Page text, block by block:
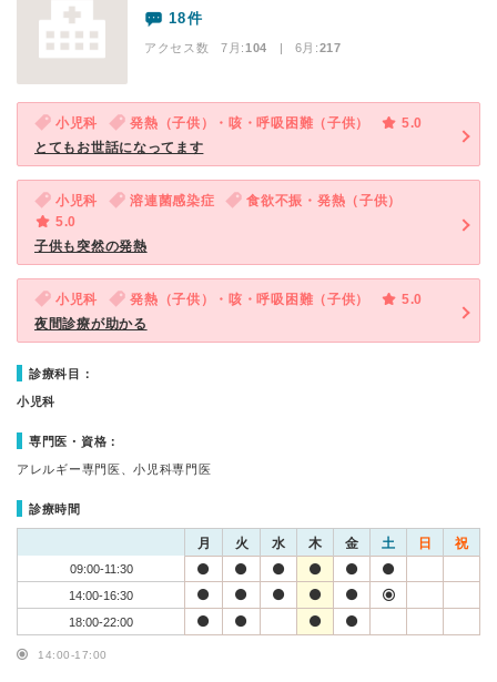
18件
アクセス数 7月:104 | 6月:217
小児科 発熱（子供）・咳・呼吸困難（子供）
5.0
とてもお世話になってます
小児科 溶連菌感染症
食欲不振・発熱（子供）
5.0
子供も突然の発熱
小児科 発熱（子供）・咳・呼吸困難（子供）
5.0
夜間診療が助かる
診療科目：
小児科
専門医・資格：
アレルギー専門医、小児科専門医
診療時間
月 火 水 木 金 土 日 祝
09:00-11:30
14:00-16:30
18:00-22:00
14:00-17:00